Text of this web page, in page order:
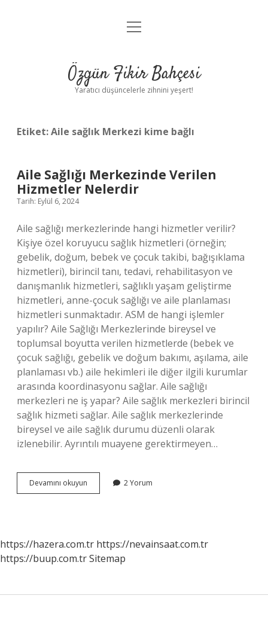
Anasayfa
Yasal Uyarı
menüyü
Özgün Fikir Bahçesi
Yaratıcı düşüncelerle zihnini yeşert!
Etiket:Aile sağlık Merkezi kime bağlı
Aile Sağlığı Merkezinde Verilen
Hizmetler Nelerdir
Tarih: Eylül 6, 2024
Aile sağlığı merkezlerinde hangi hizmetler verilir?
Kişiye özel koruyucu sağlık hizmetleri (örneğin;
gebelik, doğum, bebek ve çocuk takibi, bağışıklama
hizmetleri), birincil tanı, tedavi, rehabilitasyon ve
danışmanlık hizmetleri, sağlıklı yaşam geliştirme
hizmetleri, anne-çocuk sağlığı ve aile planlaması
hizmetleri sunmaktadır. ASM de hangi işlemler
yapılır? Aile Sağlığı Merkezlerinde bireysel ve
toplumsal boyutta verilen hizmetlerde (bebek ve
çocuk sağlığı, gebelik ve doğum bakımı, aşılama, aile
planlaması vb.) aile hekimleri ile diğer ilgili kurumlar
arasında koordinasyonu sağlar. Aile sağlığı
merkezleri ne iş yapar? Aile sağlık merkezleri birincil
sağlık hizmeti sağlar. Aile sağlık merkezlerinde
bireysel ve aile sağlık durumu düzenli olarak
izlenebilir. Ayrıntılı muayene gerektirmeyen…
Devamını okuyun
Sağlığı
2 Yorum
https://hazera.com.tr https://nevainsaat.com.tr
https://buup.com.trSitemap